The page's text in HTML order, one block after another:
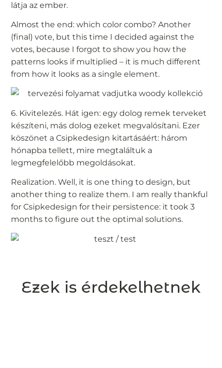
látja az ember.
Almost the end: which color combo? Another
(final) vote, but this time I decided against the
votes, because I forgot to show you how the
patterns looks if multiplied – it is much different
from how it looks as a single element.
6. Kivitelezés. Hát igen: egy dolog remek terveket
készíteni, más dolog ezeket megvalósítani. Ezer
köszönet a Csipkedesign kitartásáért: három
hónapba tellett, mire megtaláltuk a
legmegfelelőbb megoldásokat.
Realization. Well, it is one thing to design, but
another thing to realize them. I am really thankful
for Csipkedesign for their persistence: it took 3
months to figure out the optimal solutions.
Ezek is érdekelhetnek